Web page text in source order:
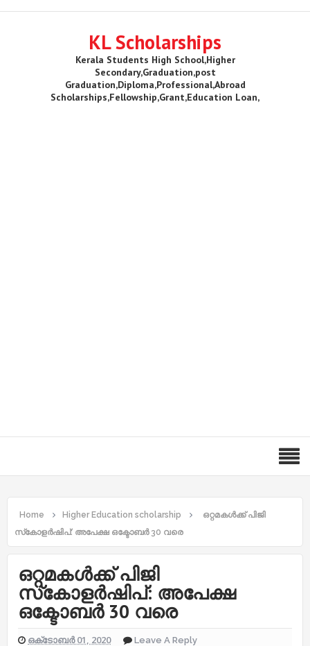
KL Scholarships
Kerala Students High School,Higher
Secondary,Graduation,post
Graduation,Diploma,Professional,Abroad
Scholarships,Fellowship,Grant,Education Loan,
Home Higher Education scholarship
ഒറ്റമകൾക്ക് പിജി
സ്‌കോളർഷിപ്: അപേക്ഷ ഒക്ടോബർ 30 വരെ
ഒറ്റമകൾക്ക് പിജി
സ്‌കോളർഷിപ്: അപേക്ഷ
ഒക്ടോബർ 30 വരെ
ഒക്‌ടോബർ 01, 2020 Leave A Reply